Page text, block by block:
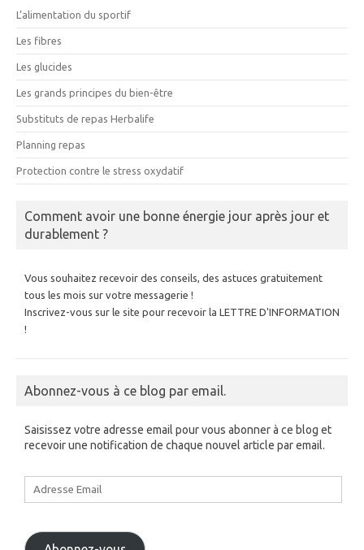
L’alimentation du sportif
Les fibres
Les glucides
Les grands principes du bien-être
Substituts de repas Herbalife
Planning repas
Protection contre le stress oxydatif
Comment avoir une bonne énergie jour après jour et
durablement ?
Vous souhaitez recevoir des conseils, des astuces gratuitement
tous les mois sur votre messagerie !
Inscrivez-vous sur le site pour recevoir la LETTRE D'INFORMATION
!
Abonnez-vous à ce blog par email.
Saisissez votre adresse email pour vous abonner à ce blog et
recevoir une notification de chaque nouvel article par email.
Adresse
Email